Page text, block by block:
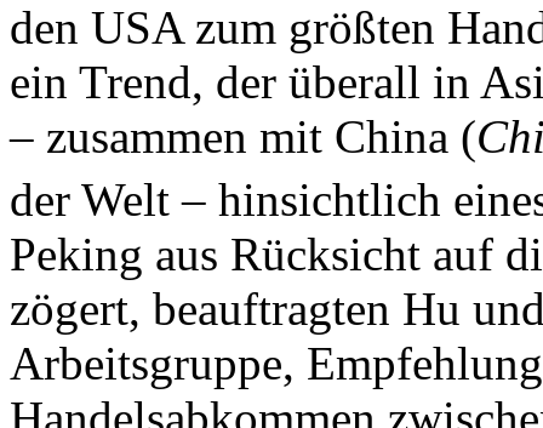
den USA zum größten
ein Trend, der überall in
– zusammen mit China (
der Welt – hinsichtlich
Peking aus Rücksicht auf
zögert, beauftragten Hu
Arbeitsgruppe,